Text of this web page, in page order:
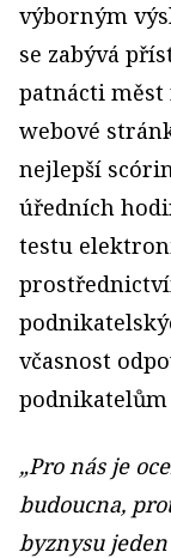
výborným
se zabývá
patnácti měst
webové
nejlepší
úředních
testu
včasnost
podnikatelům
„Pro nás je
budoucna,
byznysu